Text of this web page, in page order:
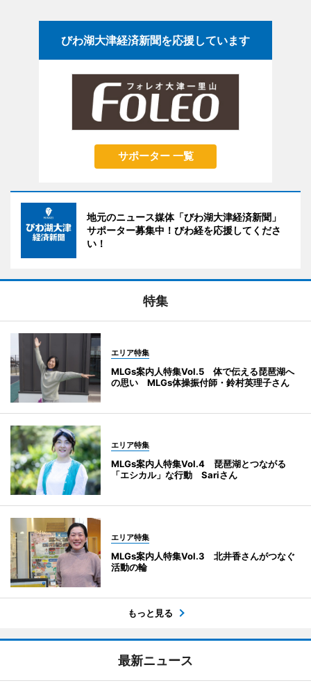
びわ湖大津経済新聞を応援しています
サポーター 一覧
地元のニュース媒体「びわ湖大津経済新聞」
サポーター募集中！びわ経を応援してくださ
い！
特集
エリア特集
MLGs案内人特集Vol.5 体で伝える琵琶湖へ
の思い MLGs体操振付師・鈴村英理子さん
エリア特集
MLGs案内人特集Vol.4 琵琶湖とつながる
「エシカル」な行動 Sariさん
エリア特集
MLGs案内人特集Vol.3 北井香さんがつなぐ
活動の輪
もっと見る
最新ニュース